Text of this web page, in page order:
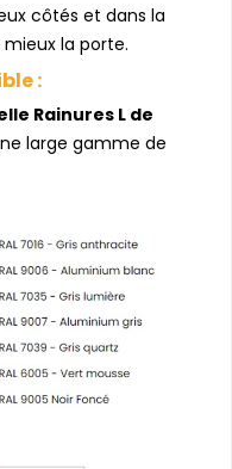
côtés et dans la
la porte.
:
Rainures L de
large gamme de